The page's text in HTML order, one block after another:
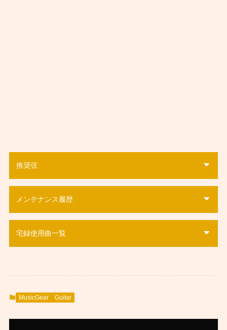
推奨弦
メンテナンス履歴
宅録使用曲一覧
MusicGear Guitar